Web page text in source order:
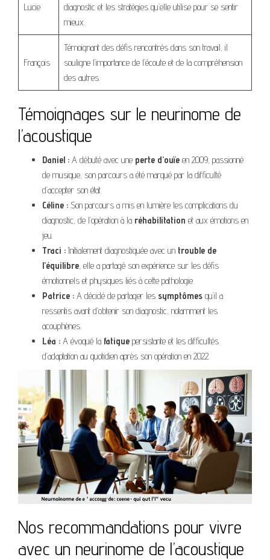
Lucie
diagnostic et les stratégies qu’elle utilise pour se sentir
mieux.
François
Témoignant des défis rencontrés dans son travail, il
souligne l’importance de l’écoute et de la compréhension
des autres.
Témoignages sur le neurinome de
l’acoustique
Daniel : A débuté avec une perte d’ouïe en 2009, passionné
de musique, son parcours a été marqué par la difficulté
d’accepter son état.
Céline : Son parcours a mis en lumière les complications du
diagnostic, de l’opération à la réhabilitation et aux émotions en
jeu.
Traci : Initialement diagnostiquée avec un trouble de
l’équilibre, elle a partagé son expérience sur les défis
émotionnels et physiques liés à cette pathologie.
Patrice : A décidé de partager les symptômes qu’il a
ressentis avant d’obtenir son diagnostic, notamment les
acouphènes.
Léa : A évoqué la fatigue persistante et les difficultés
d’adaptation au quotidien après son opération en 2022.
Nos recommandations pour vivre
avec un neurinome de l’acoustique